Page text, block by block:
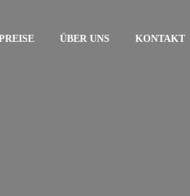
ÜBER UNS KONTAKT